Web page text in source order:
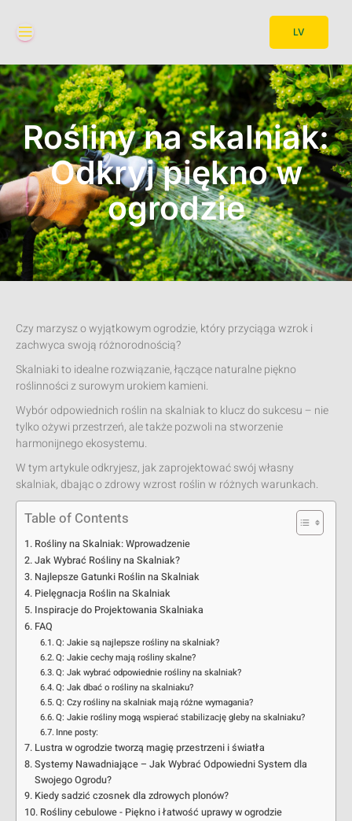
LV
Rośliny na skalniak:
Odkryj piękno w
ogrodzie
Czy marzysz o wyjątkowym ogrodzie, który przyciąga wzrok i
zachwyca swoją różnorodnością?
Skalniaki to idealne rozwiązanie, łączące naturalne piękno
roślinności z surowym urokiem kamieni.
Wybór odpowiednich roślin na skalniak to klucz do sukcesu – nie
tylko ożywi przestrzeń, ale także pozwoli na stworzenie
harmonijnego ekosystemu.
W tym artykule odkryjesz, jak zaprojektować swój własny
skalniak, dbając o zdrowy wzrost roślin w różnych warunkach.
Table of Contents
Rośliny na Skalniak: Wprowadzenie
Jak Wybrać Rośliny na Skalniak?
Najlepsze Gatunki Roślin na Skalniak
Pielęgnacja Roślin na Skalniak
Inspiracje do Projektowania Skalniaka
FAQ
Q: Jakie są najlepsze rośliny na skalniak?
Q: Jakie cechy mają rośliny skalne?
Q: Jak wybrać odpowiednie rośliny na skalniak?
Q: Jak dbać o rośliny na skalniaku?
Q: Czy rośliny na skalniak mają różne wymagania?
Q: Jakie rośliny mogą wspierać stabilizację gleby na skalniaku?
Inne posty:
Lustra w ogrodzie tworzą magię przestrzeni i światła
Systemy Nawadniające – Jak Wybrać Odpowiedni System dla
Swojego Ogrodu?
Kiedy sadzić czosnek dla zdrowych plonów?
Rośliny cebulowe - Piękno i łatwość uprawy w ogrodzie